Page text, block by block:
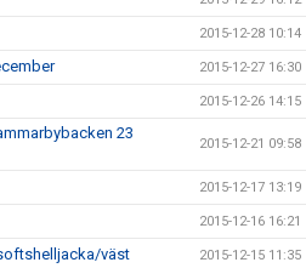
2015-12-28 10:14
2015-12-27 16:30
2015-12-26 14:15
23
2015-12-21 09:58
2015-12-17 13:19
2015-12-16 16:21
väst 2015-12-15 11:35